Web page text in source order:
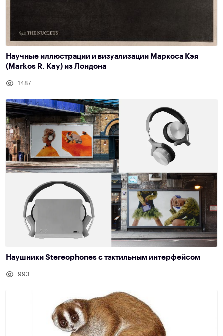
Научные иллюстрации и визуализации Маркоса Кэя
(Markos R. Kay) из Лондона
1487
Наушники Stereophones с тактильным интерфейсом
993